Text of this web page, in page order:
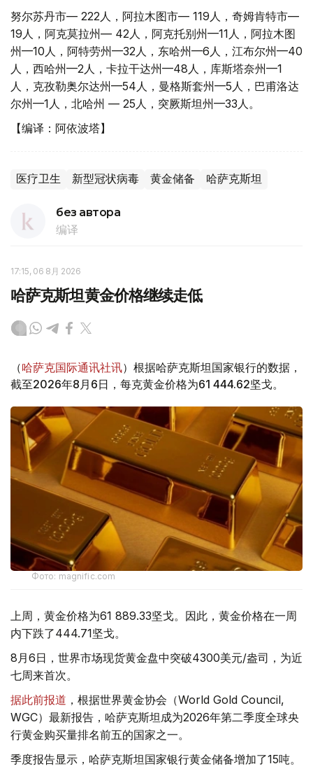
努尔苏丹市— 222人，阿拉木图市— 119人，奇姆肯特市—
19人，阿克莫拉州— 42人，阿克托别州—11人，阿拉木图
州—10人，阿特劳州—32人，东哈州—6人，江布尔州—40
人，西哈州—2人，卡拉干达州—48人，库斯塔奈州—1
人，克孜勒奥尔达州—54人，曼格斯套州—5人，巴甫洛达
尔州—1人，北哈州 — 25人，突厥斯坦州—33人。
【编译：阿依波塔】
医疗卫生 新型冠状病毒 黄金储备 哈萨克斯坦
без автора
编译
17:15, 06 8月 2026
哈萨克斯坦黄金价格继续走低
（哈萨克国际通讯社讯）根据哈萨克斯坦国家银行的数据，
截至2026年8月6日，每克黄金价格为61 444.62坚戈。
Фото: magnific.com
上周，黄金价格为61 889.33坚戈。因此，黄金价格在一周
内下跌了444.71坚戈。
8月6日，世界市场现货黄金盘中突破4300美元/盎司，为近
七周来首次。
据此前报道 ，根据世界黄金协会（World Gold Council,
WGC）最新报告，哈萨克斯坦成为2026年第二季度全球央
行黄金购买量排名前五的国家之一。
季度报告显示，哈萨克斯坦国家银行黄金储备增加了15吨。